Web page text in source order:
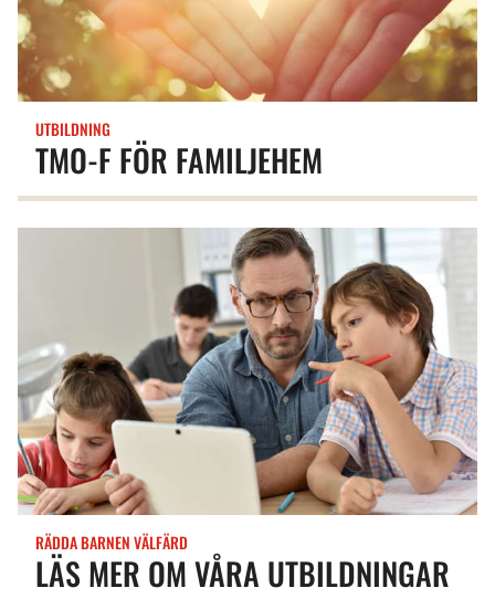
TMO-F FÖR FAMILJEHEM
UTBILDNING
LÄS MER OM VÅRA UTBILDNINGAR
RÄDDA BARNEN VÄLFÄRD